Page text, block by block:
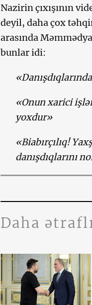
Nazirin çıxışının
deyil, daha çox
arasında
bunlar idi:
«Onun xarici
yoxdur»
«Biabırçılıq!
danışdıqlarını
Daha